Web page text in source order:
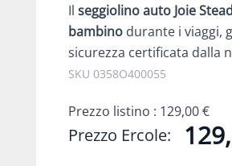
Il seggiolino auto Joie
bambino durante i viaggi,
sicurezza certificata dalla
SKU 0358O400055
Prezzo listino : 129,00 €
Prezzo Ercole: